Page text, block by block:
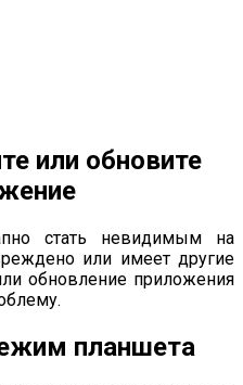
или обновите
стать невидимым на
или имеет другие
обновление приложения
планшета